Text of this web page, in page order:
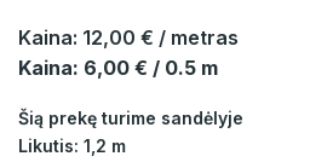
Kaina: 12,00 € / metras
Kaina: 6,00 € / 0.5 m
Šią prekę turime sandėlyje
Likutis: 1,2 m